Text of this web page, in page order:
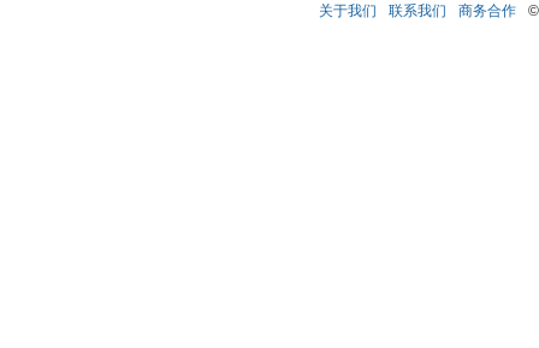
关于我们 联系我们 商务合作